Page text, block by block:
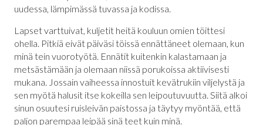
uudessa, lämpimässä tuvassa ja kodissa.
Lapset varttuivat, kuljetit heitä kouluun omien töittesi
ohella. Pitkiä eivät päiväsi töissä ennättäneet olemaan, kun
minä tein vuorotyötä. Ennätit kuitenkin kalastamaan ja
metsästämään ja olemaan niissä porukoissa aktiivisesti
mukana. Jossain vaiheessa innostuit kevätrukiin viljelystä ja
sen myötä halusit itse kokeilla sen leipoutuvuutta. Siitä alkoi
sinun osuutesi ruisleivän paistossa ja täytyy myöntää, että
paljon parempaa leipää sinä teet kuin minä.